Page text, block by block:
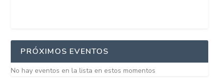
PRÓXIMOS EVENTOS
No hay eventos en la lista en estos momentos